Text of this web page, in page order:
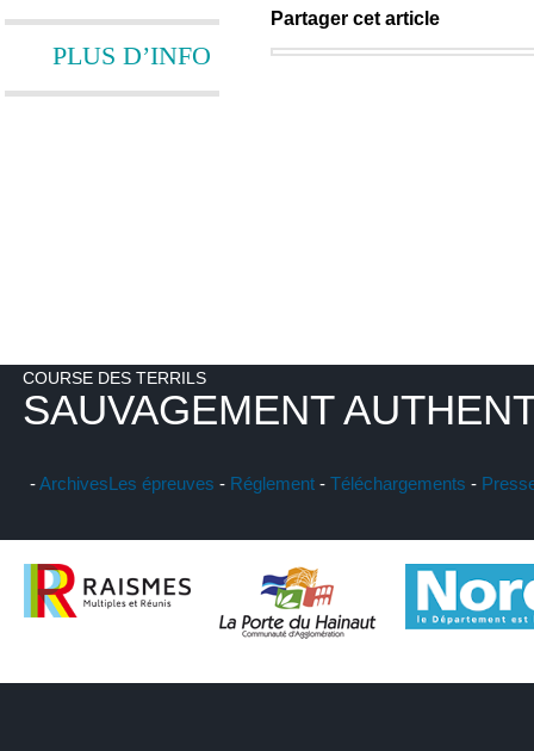
PLUS D’INFO
Partager cet article
COURSE DES TERRILS
SAUVAGEMENT
-ArchivesLes épreuves - Réglement - Téléchargements -